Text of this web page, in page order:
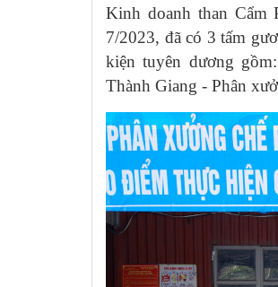
Kinh doanh than Cẩm
7/2023, đã có 3 tấm
kiện tuyên dương
Thành Giang - Phân